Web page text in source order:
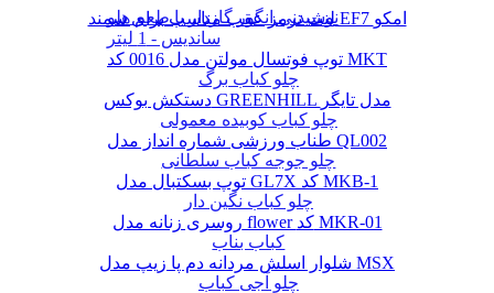
نوشیدنی انگور گازدار با طعم هلو
ساندیس - 1 لیتر
چلو کباب برگ
چلو کباب کوبیده معمولی
چلو جوجه کباب سلطانی
چلو کباب نگین دار
کباب بناب
چلو آجی کباب
لنت ترمز عقب مناسب برای سمند EF7 امکو
توپ فوتسال مولتن مدل 0016 کد MKT
دستکش بوکس GREENHILL مدل تایگر
طناب ورزشی شماره انداز مدل QL002
توپ بسکتبال مدل GL7X کد MKB-1
روسری زنانه مدل flower کد MKR-01
شلوار اسلش مردانه دم پا زیپ مدل MSX